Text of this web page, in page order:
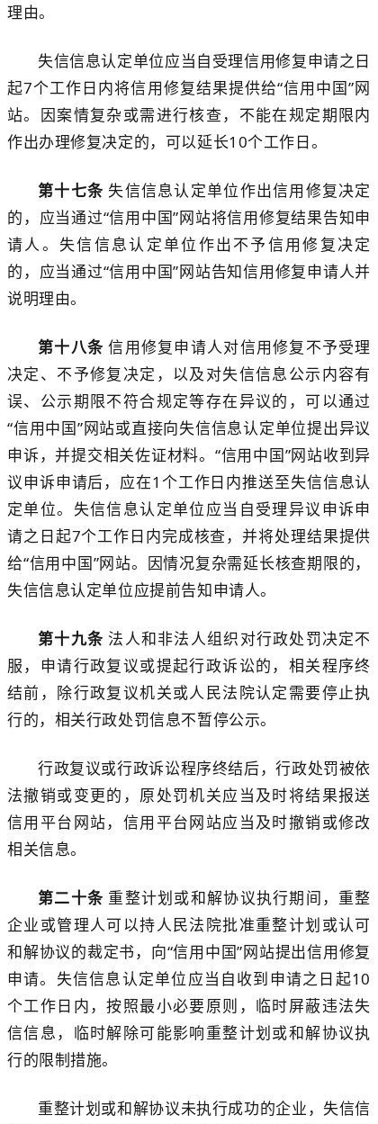
理由。
失信信息认定单位应当自受理信用修复申请之日
起7个工作日内将信用修复结果提供给“信用中国”网
站。因案情复杂或需进行核查，不能在规定期限内
作出办理修复决定的，可以延长10个工作日。
第十七条 失信信息认定单位作出信用修复决定
的，应当通过“信用中国”网站将信用修复结果告知申
请人。失信信息认定单位作出不予信用修复决定
的，应当通过“信用中国”网站告知信用修复申请人并
说明理由。
第十八条信用修复申请人对信用修复不予受理
决定、 不予修复决定，以及对失信信息公示内容有
误、公示期限不符合规定等存在异议的， 可以通过
“信用中国”网站或直接向失信信息认定单位提出异议
申诉，并提交相关佐证材料。 “信用中国”网站收到异
议申诉申请后， 应在1 个工作日内推送至失信信息认
定单位。 失信信息认定单位应当 自受理异议申诉申
请之日起7个工作日内完成核查，并将处理结果提供
给“信用中国”网站。因情况复杂需延长核查期限的，
失信信息认定单位应提前告知申请人。
第十九条 法人和非法人组织对行政处罚决定不
服， 申请行政复议或提起行政诉讼的， 相关程序终
结前，除行政复议机关或人民法院认定需要停止执
行的，相关行政处罚信息不暂停公示。
行政复议或行政诉讼程序终结后，行政处罚被依
法撤销或变更的 ， 原处罚机关应当及时将结果报送
信用平台网站， 信用平台网站应当及时撤销或修改
相关信息。
第二十条 重整计划或和解协议执行期间，重整
企业或管理人可以持人民法院批准重整计划或认可
和解协议的裁定书，向“信用中国”网站提出信用修复
申请。失信信息认定单位应当自收到申请之日起10
个工作日内，按照最小必要原则，临时屏蔽违法失
信信息，临时解除可能影响重整计划或和解协议执
行的限制措施。
重整计划或和解协议未执行成功的企业，失信信